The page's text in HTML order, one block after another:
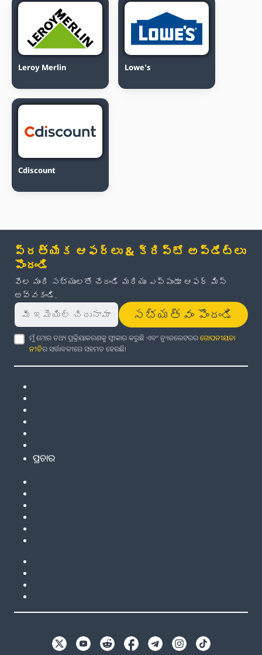
Leroy Merlin Lowe's
Cdiscount
ప్రత్యేక ఆఫర్లు & క్రిప్టో అప్‌డేట్‌లు
పొందండి
వేల మంది సభ్యులతో చేరండి మరియు ఎప్పుడూ ఆఫర్ మిస్
అవ్వకండి.
సభ్యత్వం పొందండి
ମୁଁ ମୋର ତଥ୍ୟ ପ୍ରକ୍ରିୟାକରଣକୁ ସ୍ୱୀକାର କରୁଛି ଏବଂ ନ୍ୟୁଜଲେଟରରଗୋପନୀୟତା
ନୀତିର ସର୍ତ୍ତାବଳୀରେ ସହମତ ହେଉଛି।
ପ୍ରଚାର